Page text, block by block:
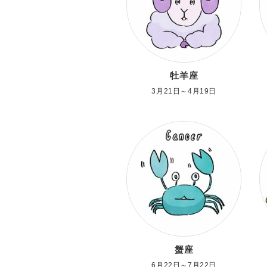
牡羊座
3月21日～4月19日
蟹座
6月22日～7月22日